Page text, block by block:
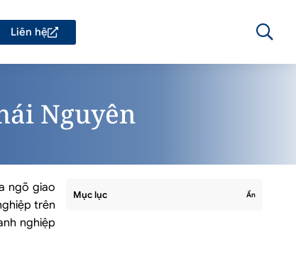
Liên hệ
Nguyên
ngõ giao
trên
nghiệp
Mục lục Ẩn